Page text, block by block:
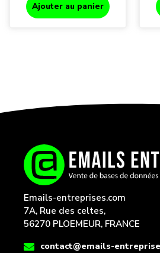
Ajouter au panier
Emails-entreprises.com
7A, Rue des celtes,
56270 PLOEMEUR, FRANCE
contact@emails-